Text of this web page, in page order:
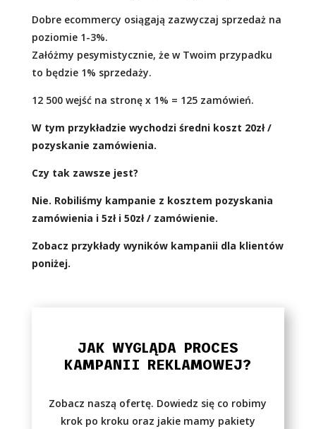
Dobre ecommercy osiągają zazwyczaj sprzedaż na
poziomie 1-3%.
Załóżmy pesymistycznie, że w Twoim przypadku
to będzie 1% sprzedaży.
12 500 wejść na stronę x 1% = 125 zamówień.
W tym przykładzie wychodzi średni koszt 20zł /
pozyskanie zamówienia.
Czy tak zawsze jest?
Nie. Robiliśmy kampanie z kosztem pozyskania
zamówienia i 5zł i 50zł / zamówienie.
Zobacz przykłady wyników kampanii dla klientów
poniżej.
JAK WYGLĄDA PROCES
KAMPANII REKLAMOWEJ?
Zobacz naszą ofertę. Dowiedz się co robimy
krok po kroku oraz jakie mamy pakiety